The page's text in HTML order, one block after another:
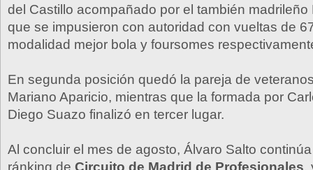
del Castillo acompañado por el también madrileño
que se impusieron con autoridad con vueltas de
modalidad mejor bola y foursomes
En segunda posición quedó la pareja de
Mariano Aparicio, mientras que la formada por
Diego Suazo finalizó en tercer lugar.
Al concluir el mes de agosto, Álvaro Salto
ránking de Circuito de Madrid de Profesionales,